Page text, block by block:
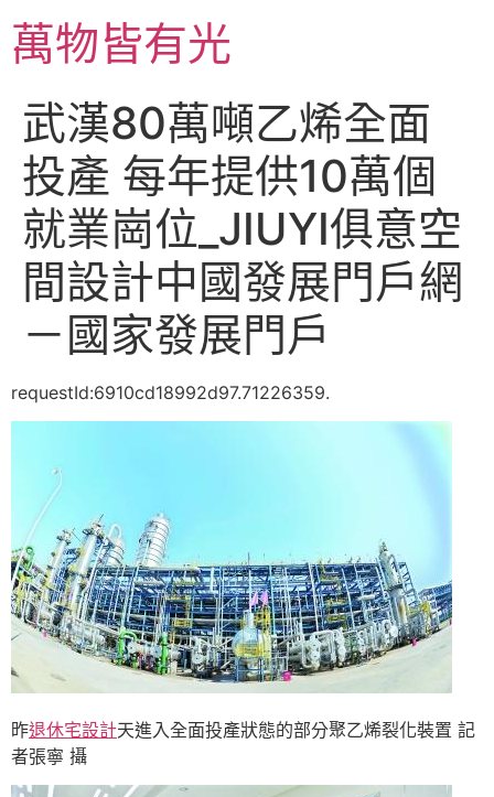
主萬物皆有光
武漢80萬噸乙烯全面
投產 每年提供10萬個
就業崗位_JIUYI俱意空
間設計中國發展門戶網
－國家發展門戶
requestId:6910cd18992d97.71226359.
昨退休宅設計天進入全面投產狀態的部分聚乙烯裂化裝置 記
者張寧 攝